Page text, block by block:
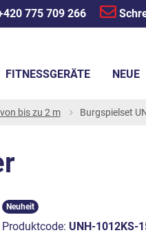
775 709 266
bis zu 2 m Burgspielset
Neuheit
Produktcode: UNH-1012KS-
FITNESSGERÄTE NEUE